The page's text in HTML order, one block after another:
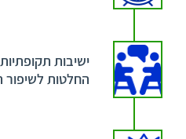
ישיבות
החלטות לשיפור